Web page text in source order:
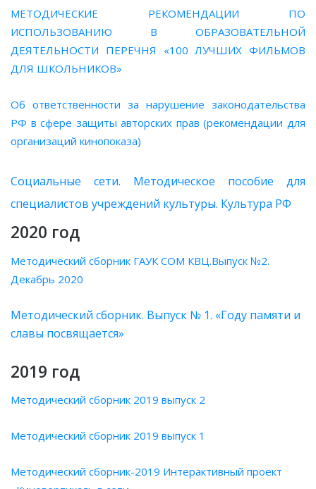
МЕТОДИЧЕСКИЕ РЕКОМЕНДАЦИИ ПО
ИСПОЛЬЗОВАНИЮ В ОБРАЗОВАТЕЛЬНОЙ
ДЕЯТЕЛЬНОСТИ ПЕРЕЧНЯ «100 ЛУЧШИХ ФИЛЬМОВ
ДЛЯ ШКОЛЬНИКОВ»
Об ответственности за нарушение законодательства
РФ в сфере защиты авторских прав (рекомендации для
организаций кинопоказа)
Социальные сети. Методическое пособие для
специалистов учреждений культуры. Культура РФ
2020 год
Методический сборник ГАУК СОМ КВЦ.Выпуск №2.
Декабрь 2020
Методический сборник. Выпуск № 1. «Году памяти и
славы посвящается»
2019 год
Методический сборник 2019 выпуск 2
Методический сборник 2019 выпуск 1
Методический сборник-2019 Интерактивный проект